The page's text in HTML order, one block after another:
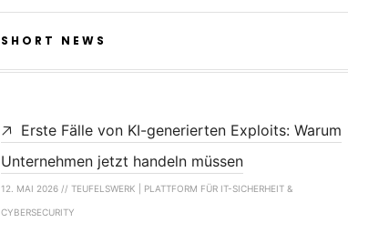
SHORT NEWS
Erste Fälle von KI-generierten Exploits: Warum
Unternehmen jetzt handeln müssen
12. MAI 2026 // TEUFELSWERK | PLATTFORM FÜR IT-SICHERHEIT &
CYBERSECURITY